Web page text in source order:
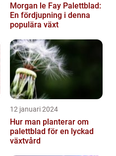
Morgan le Fay Palettblad:
En fördjupning i denna
populära växt
12 januari 2024
Hur man planterar om
palettblad för en lyckad
växtvård